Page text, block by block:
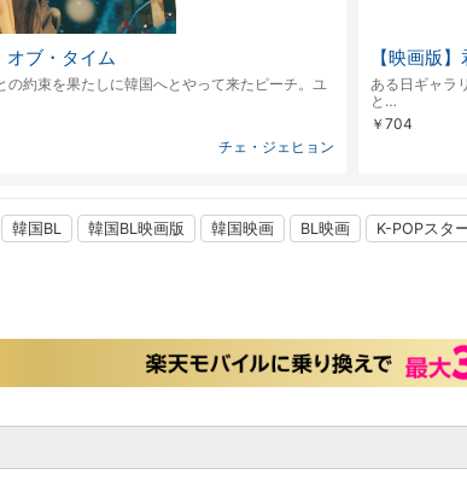
オブ・タイム
約束を果たしに韓国へとやって来たピーチ。ユ
チェ・ジェヒョン
【映画版
ある日ギャラ
と…
￥704
韓国BL 韓国BL映画版 韓国映画 BL映画 K-POPスタ